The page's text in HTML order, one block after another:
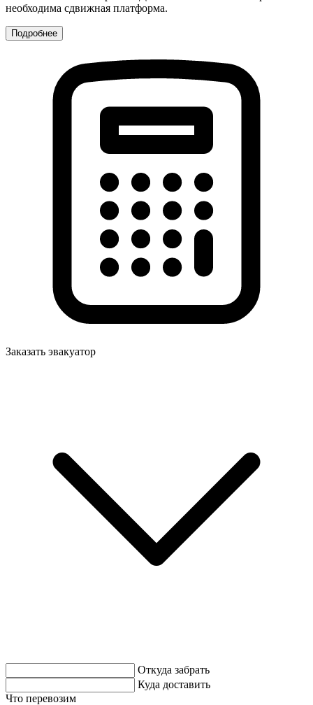
необходима сдвижная платформа.
Подробнее
Заказать эвакуатор
Откуда забрать
Куда доставить
Что перевозим